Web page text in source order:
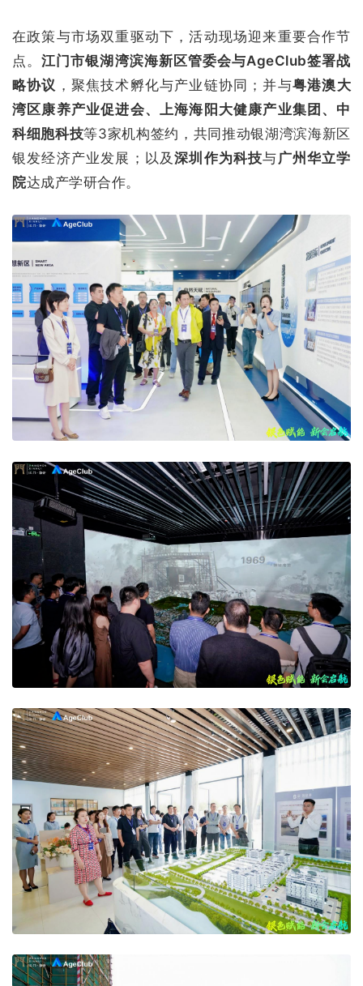
在政策与市场双重驱动下，活动现场迎来重要合作节
点。江门市银湖湾滨海新区管委会与AgeClub签署战
略协议 ，聚焦技术孵化与产业链协同；并与粤港澳大
湾区康养产业促进会、上海海阳大健康产业集团、中
科细胞科技等3家机构签约，共同推动银湖湾滨海新区
银发经济产业发展；以及深圳作为科技与 广州华立学
院达成产学研合作。